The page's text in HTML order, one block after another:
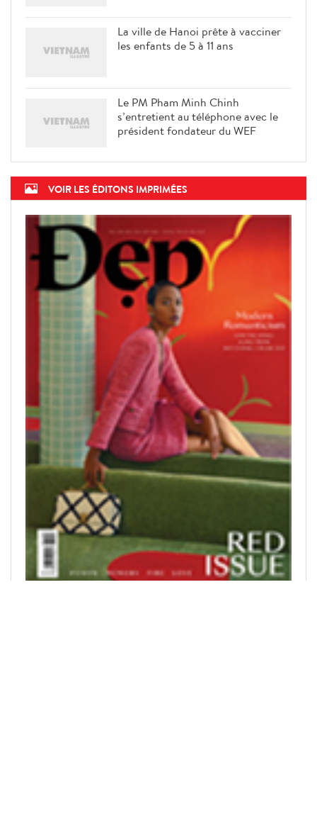
La ville de Hanoi prête à vacciner
les enfants de 5 à 11 ans
Le PM Pham Minh Chinh
s’entretient au téléphone avec le
président fondateur du WEF
VOIR LES ÉDITONS IMPRIMÉES